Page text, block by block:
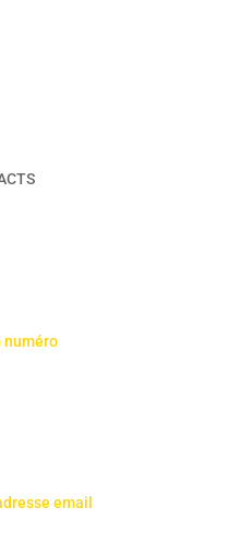
numéro
email